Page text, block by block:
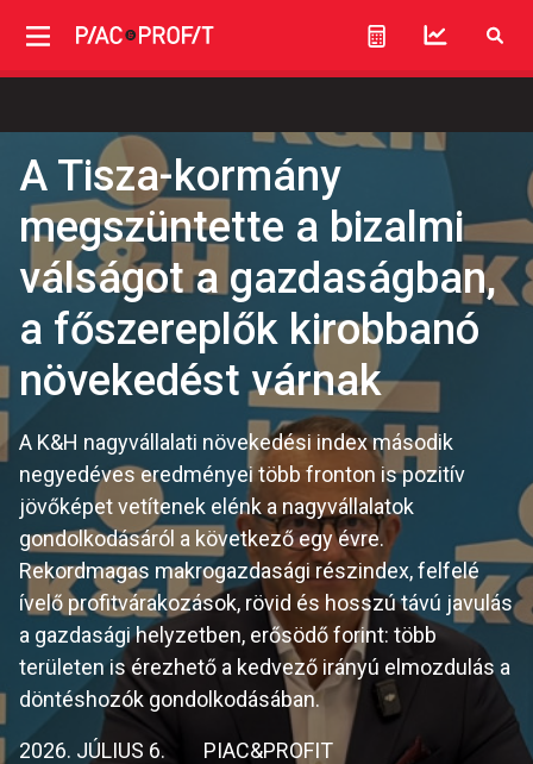
A Tisza-kormány
megszüntette a bizalmi
válságot a gazdaságban,
a főszereplők kirobbanó
növekedést várnak
A K&H nagyvállalati növekedési index második
negyedéves eredményei több fronton is pozitív
jövőképet vetítenek elénk a nagyvállalatok
gondolkodásáról a következő egy évre.
Rekordmagas makrogazdasági részindex, felfelé
ívelő profitvárakozások, rövid és hosszú távú javulás
a gazdasági helyzetben, erősödő forint: több
területen is érezhető a kedvező irányú elmozdulás a
döntéshozók gondolkodásában.
2026. JÚLIUS 6. PIAC&PROFIT